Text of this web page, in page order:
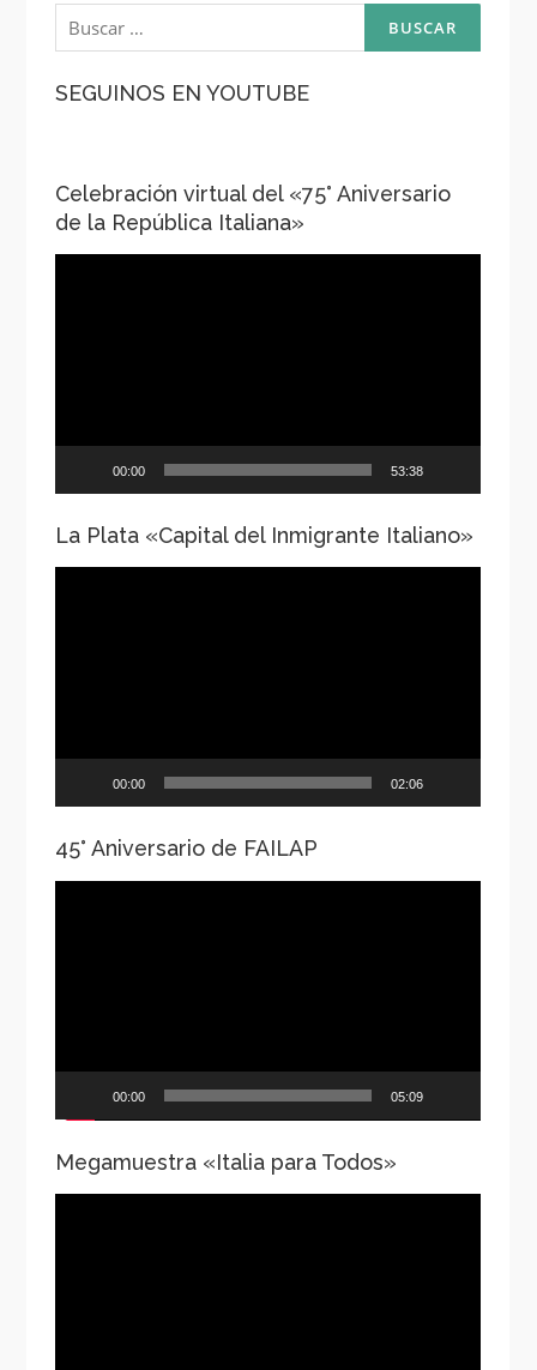
Buscar:
SEGUINOS EN YOUTUBE
Celebración virtual del «75° Aniversario
de la República Italiana»
00:00 53:38
La Plata «Capital del Inmigrante Italiano»
00:00 02:06
45° Aniversario de FAILAP
00:00 05:09
Megamuestra «Italia para Todos»